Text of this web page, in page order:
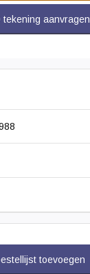
tekening aanvragen
toevoegen